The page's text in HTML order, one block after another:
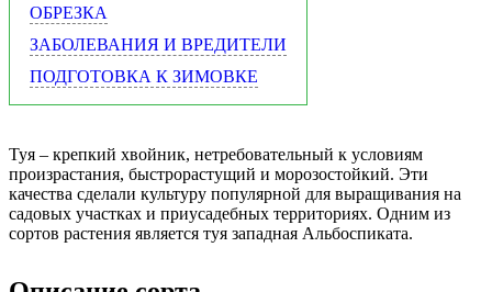
ОБРЕЗКА
ЗАБОЛЕВАНИЯ И ВРЕДИТЕЛИ
ПОДГОТОВКА К ЗИМОВКЕ
Туя – крепкий хвойник, нетребовательный к условиям
произрастания, быстрорастущий и морозостойкий. Эти
качества сделали культуру популярной для выращивания на
садовых участках и приусадебных территориях. Одним из
сортов растения является туя западная Альбоспиката.